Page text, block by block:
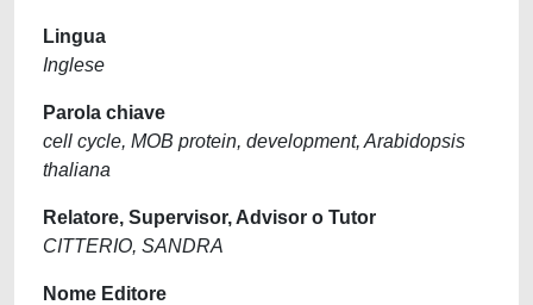
Lingua
Inglese
Parola chiave
cell cycle, MOB protein, development, Arabidopsis
thaliana
Relatore, Supervisor, Advisor o Tutor
CITTERIO, SANDRA
Nome Editore